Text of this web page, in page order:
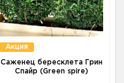
Акция
Саженец бересклета Грин
Спайр (Green spire)